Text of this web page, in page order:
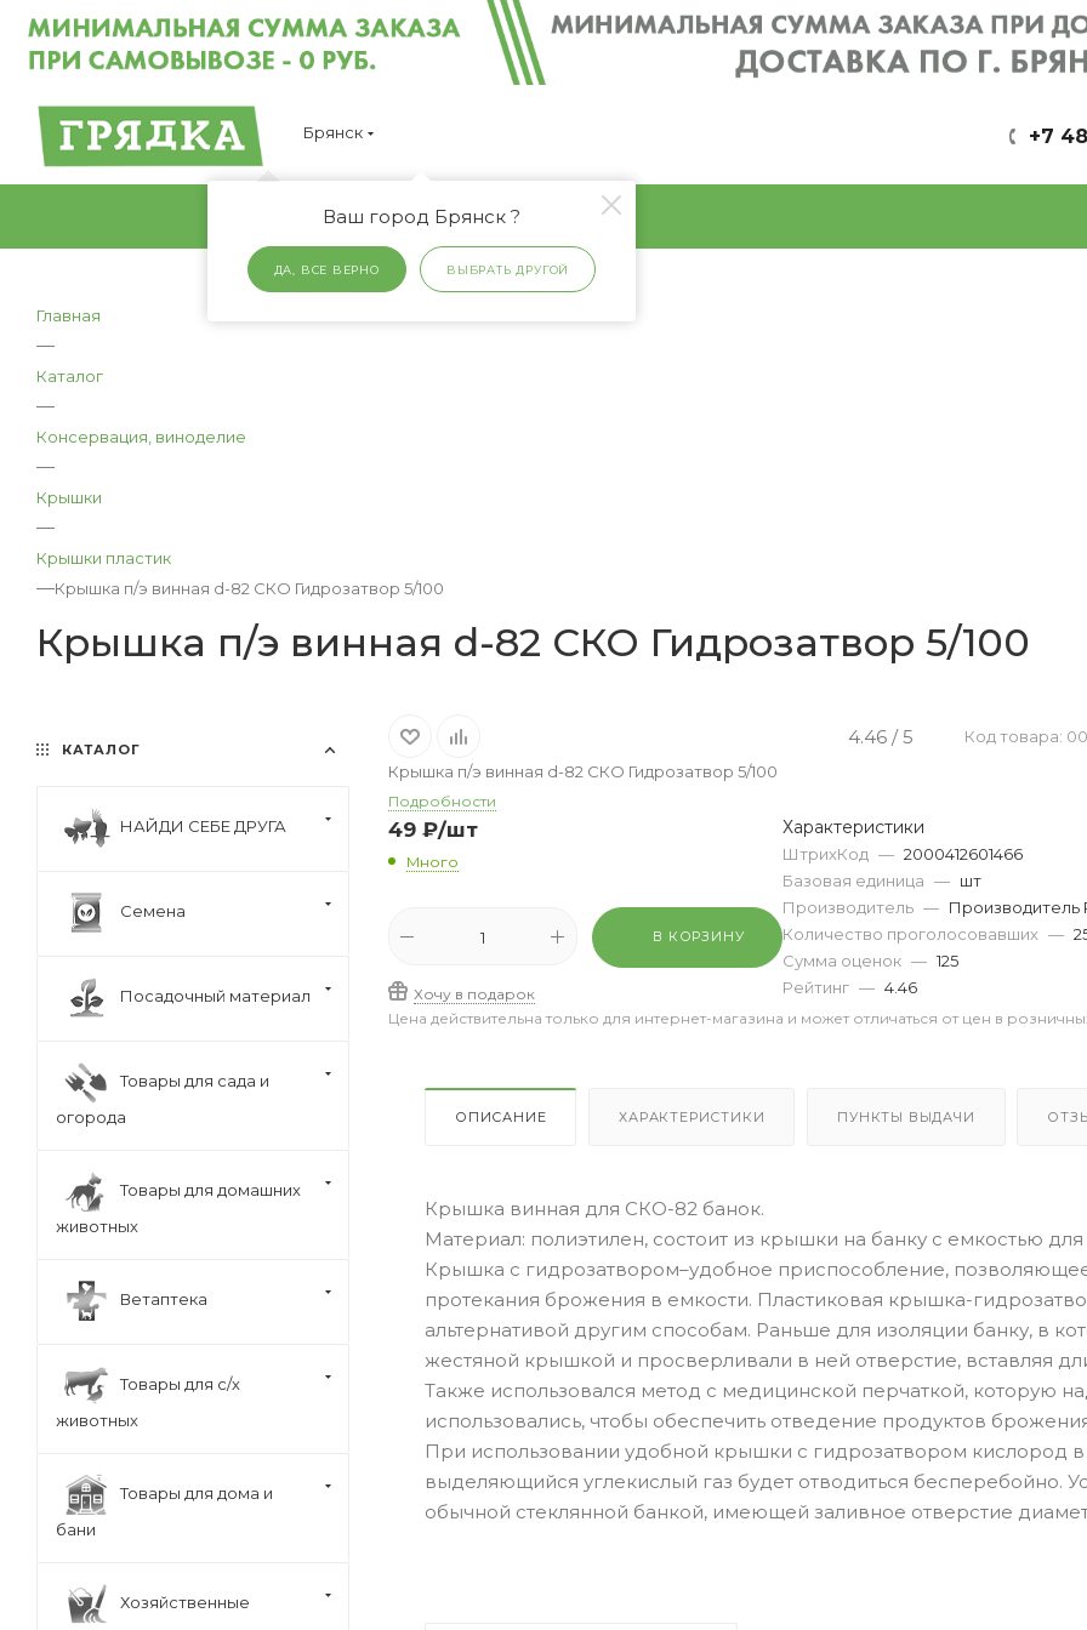
Брянск
Ваш город Брянск ?
ДА, ВСЕ ВЕРНО ВЫБРАТЬ ДРУГОЙ
+7
Главная
—
Каталог
—
Консервация, виноделие
—
Крышки
—
Крышки пластик
—Крышка п/э винная d-82 СКО Гидрозатвор 5/100
Крышка п/э винная d-82 СКО Гидрозатвор 5/100
4.46 / 5
Код товара:
Крышка п/э винная d-82 СКО Гидрозатвор 5/100
Подробности
49 ₽/шт
Много
В КОРЗИНУ
Хочу в подарок
Характеристики
ШтрихКод — 2000412601466
Базовая единица — шт
Производитель — Производитель
Количество проголосовавших —
Сумма оценок — 125
Рейтинг — 4.46
Цена действительна только для интернет-магазина и может отличаться от цен в
ОПИСАНИЕ ХАРАКТЕРИСТИКИ ПУНКТЫ ВЫДАЧИ
Крышка винная для СКО-82 банок.
Материал: полиэтилен, состоит из крышки на банку с емкостью
Крышка с гидрозатвором–удобное приспособление,
протекания брожения в емкости. Пластиковая крышка-
альтернативой другим способам. Раньше для изоляции банку, в
жестяной крышкой и просверливали в ней отверстие, вставляя
Также использовался метод с медицинской перчаткой, которую
использовались, чтобы обеспечить отведение продуктов
При использовании удобной крышки с гидрозатвором кислород в
выделяющийся углекислый газ будет отводиться бесперебойно.
обычной стеклянной банкой, имеющей заливное отверстие
КАТАЛОГ
НАЙДИ СЕБЕ ДРУГА
Семена
Посадочный материал
Товары для сада и
огорода
Товары для домашних
животных
Ветаптека
Товары для с/х
животных
Товары для дома и
бани
Хозяйственные